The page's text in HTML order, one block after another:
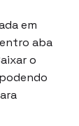
em
aba
o